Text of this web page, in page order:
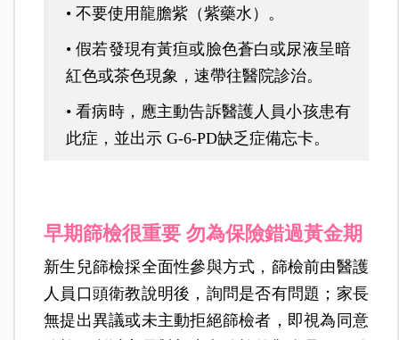
• 不要使用龍膽紫（紫藥水）。
• 假若發現有黃疸或臉色蒼白或尿液呈暗
紅色或茶色現象，速帶往醫院診治。
• 看病時，應主動告訴醫護人員小孩患有
此症，並出示 G-6-PD缺乏症備忘卡。
早期篩檢很重要 勿為保險錯過黃金期
新生兒篩檢採全面性參與方式，篩檢前由醫護
人員口頭衛教說明後，詢問是否有問題；家長
無提出異議或未主動拒絕篩檢者，即視為同意